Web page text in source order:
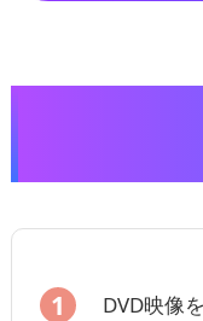
DVD映像